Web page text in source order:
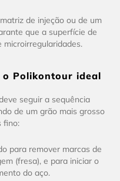
de injeção ou de um
que a superfície de
microirregularidades.
o Polikontour ideal
seguir a sequência
de um grão mais grosso
fino:
para remover marcas de
(fresa), e para iniciar o
do aço.